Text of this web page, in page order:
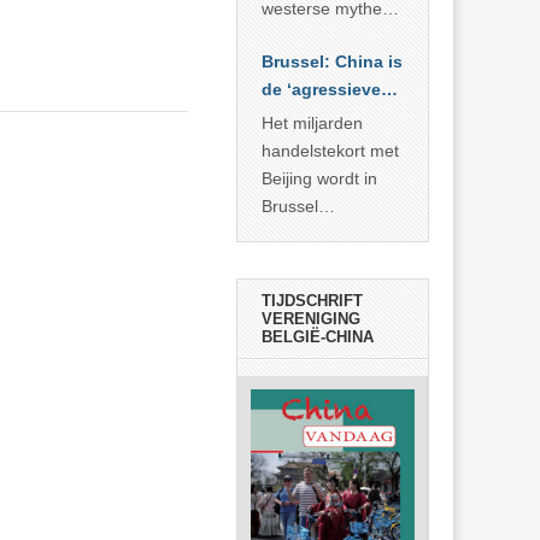
… >> lees meer
westerse mythe of
realiteit in China?
Brussel: China is
de ‘agressieve
schuldige’
Het miljarden
handelstekort met
Beijing wordt in
Brussel
economische
agressie. In
werkelijkheid
verhult die
spectaculaire
rekensom vooral
de industriële
achterstand die
… >> lees meer
TIJDSCHRIFT
VERENIGING
BELGIË-CHINA